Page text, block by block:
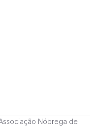
Nóbrega de